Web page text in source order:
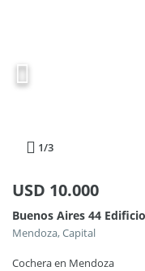
1/3
USD 10.000
Buenos Aires 44
Mendoza, Capital
Cochera en Mendoza